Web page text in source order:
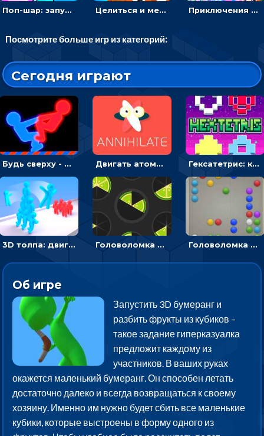
Поп-шар: запускать колючку, чтобы лопать воздушные шарики Целиться и метать топор в 3D мишени Приключения Клуба Винкс: менять дорожки, чтобы собирать кристаллы
Посмотрите больше игр из категорий:
Сегодня играют
Будь сверху - борись с другом и выигрывай Двигать атомы, чтобы соединить – головоломка Гексатетрис: кидать блок, чтобы складывать три в ряд - головоломка
3D толпа: двигаться и собирать цветных человечков Головоломка Ломтики: уложи фрагменты и получи круг Головоломка Линии: собери шарики в ряд из 5
Об игре
Запустить 3D бумеранг и
разбить фрукты из кубиков –
такое задание гиперказуалка
предложит каждому из
участников. В ваших руках
окажется маленький бумеранг. Он способен летать
достаточно далеко и всегда возвращаться к своему
хозяину. Именно им нужно будет сбить все маленькие
кубики, которые выстроены в форму одного из